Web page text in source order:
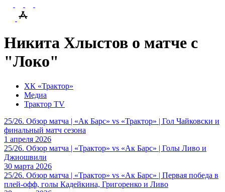
Никита Хлыстов о матче с
"Локо"
ХК «Трактор»
Медиа
Трактор TV
25/26. Обзор матча | «Ак Барс» vs «Трактор» | Гол Чайковски и
финальный матч сезона
1 апреля 2026
25/26. Обзор матча | «Трактор» vs «Ак Барс» | Голы Ливо и
Джиошвили
30 марта 2026
25/26. Обзор матча | «Трактор» vs «Ак Барс» | Первая победа в
плей-офф, голы Кадейкина, Григоренко и Ливо